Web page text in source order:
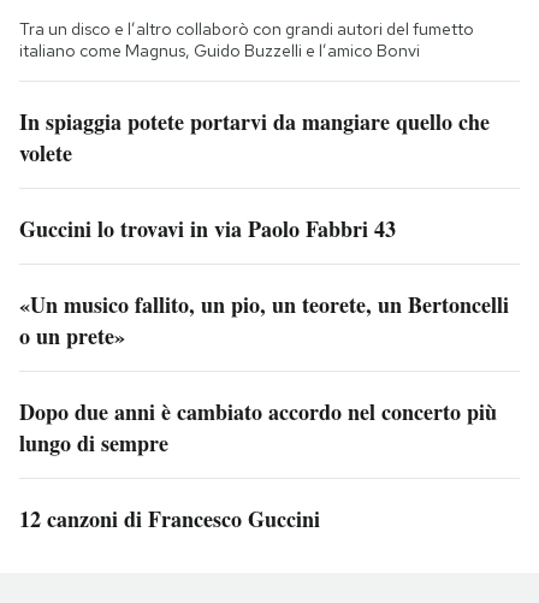
Tra un disco e l’altro collaborò con grandi autori del fumetto
italiano come Magnus, Guido Buzzelli e l’amico Bonvi
In spiaggia potete portarvi da mangiare quello che
volete
Guccini lo trovavi in via Paolo Fabbri 43
«Un musico fallito, un pio, un teorete, un Bertoncelli
o un prete»
Dopo due anni è cambiato accordo nel concerto più
lungo di sempre
12 canzoni di Francesco Guccini